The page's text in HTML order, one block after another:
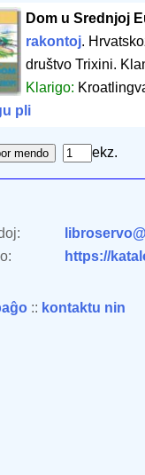
Dom u Srednjoj
rakontoj.
društvo Trixini.
Klarigo:
pli
ekz.
https://
:: kontaktu nin